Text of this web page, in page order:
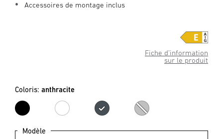
Accessoires de montage inclus
Fiche d’information
sur le produit
Coloris: anthracite
noir blanc anthraciteargenté
Modèle